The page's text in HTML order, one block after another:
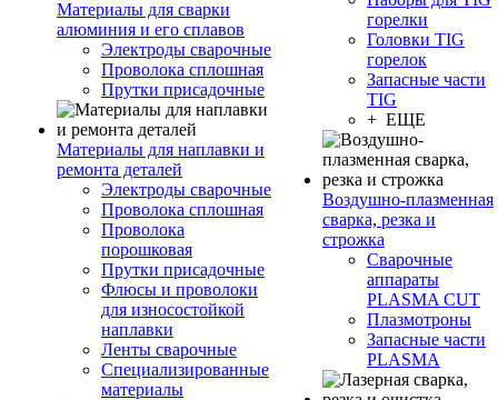
Материалы для сварки
алюминия и его сплавов
Электроды сварочные
Проволока сплошная
Прутки присадочные
Материалы для наплавки и
ремонта деталей
Электроды сварочные
Проволока сплошная
Проволока
порошковая
Прутки присадочные
Флюсы и проволоки
для износостойкой
наплавки
Ленты сварочные
Специализированные
материалы
горелки
Головки TIG
горелок
Запасные части
TIG
+ ЕЩЕ
Воздушно-плазменная
сварка, резка и
строжка
Сварочные
аппараты
PLASMA CUT
Плазмотроны
Запасные части
PLASMA